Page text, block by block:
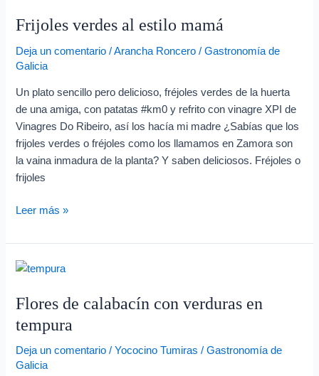
Frijoles verdes al estilo mamá
Deja un comentario /Arancha Roncero /Gastronomía de
Galicia
Un plato sencillo pero delicioso, fréjoles verdes de la huerta
de una amiga, con patatas #km0 y refrito con vinagre XPI de
Vinagres Do Ribeiro, así los hacía mi madre ¿Sabías que los
frijoles verdes o fréjoles como los llamamos en Zamora son
la vaina inmadura de la planta? Y saben deliciosos. Fréjoles o
frijoles
al
mamá
Leer más »
Flores de calabacín con verduras en
tempura
Deja un comentario /Yococino Tumiras /Gastronomía de
Galicia
Flores
calabacín
con
verduras
en
tempura